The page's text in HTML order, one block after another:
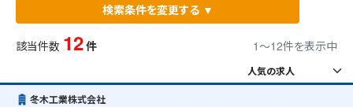
検索条件を変更する ▼
該当件数 12 件 1〜12件を表示中
冬木工業株式会社